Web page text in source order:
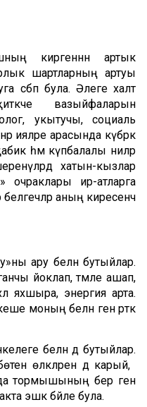
кирәгеннән артык
шартларның артуы
сәбәп була. Әлеге халәт
вазыйфаларын
укытучы, социаль
ияләре арасында күбрәк
һәм күпбалалы әниләр
хатын-кызлар
очраклары ир-атларга
аның киресенчә
ару белән бутыйлар.
йоклап, тәмле ашап,
яхшыра, энергия арта.
моның белән генә рәткә
белән дә бутыйлар.
өлкәләренә дә карый, ә
тормышының бер генә
эшкә бәйле була.